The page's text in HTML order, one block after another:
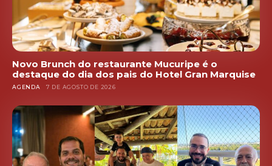
Novo Brunch do restaurante Mucuripe é o
destaque do dia dos pais do Hotel Gran Marquise
AGENDA 7 DE AGOSTO DE 2026